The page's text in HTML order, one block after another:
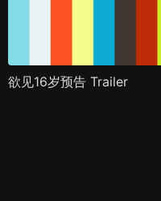
欲见16岁预告 Trailer